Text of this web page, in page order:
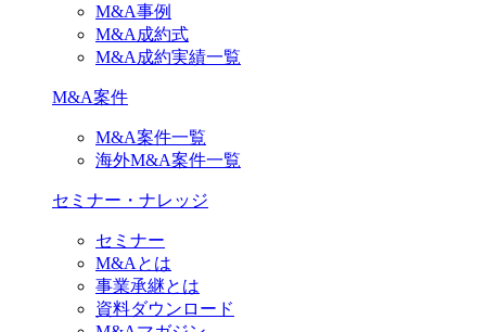
M&A事例
M&A成約式
M&A成約実績一覧
M&A案件
M&A案件一覧
海外M&A案件一覧
セミナー・ナレッジ
セミナー
M&Aとは
事業承継とは
資料ダウンロード